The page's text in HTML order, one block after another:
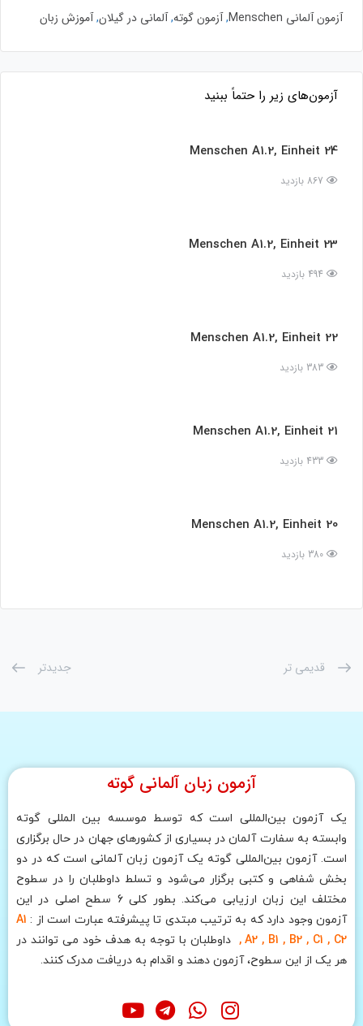
آزمون آلمانی Menschen
,آزمون گوته,آلمانی در گیلان,آموزش زبان
آزمون‌های زیر را حتماً ببنید
Menschen A1.2, Einheit 24
Menschen A1.2, Einheit 23
Menschen A1.2, Einheit 22
Menschen A1.2, Einheit 21
Menschen A1.2, Einheit 20
قدیمی تر جدیدتر
آزمون زبان آلمانی گوته
یک آزمون بین‌المللی است که توسط موسسه بین المللی گوته
وابسته به سفارت آلمان در بسیاری از کشورهای جهان در حال برگزاری
است. آزمون بین‌المللی گوته یک آزمون زبان آلمانی است که در دو
بخش شفاهی و کتبی برگزار می‌شود و تسلط داوطلبان را در سطوح
مختلف این زبان ارزیابی می‌کند. بطور کلی 6 سطح اصلی در این
آزمون وجود دارد که به ترتیب مبتدی تا پیشرفته عبارت است از : A1
, A2 , B1 , B2 , C1 , C2 داوطلبان با توجه به هدف خود می توانند در
هر یک از این سطوح، آزمون دهند و اقدام به دریافت مدرک کنند.